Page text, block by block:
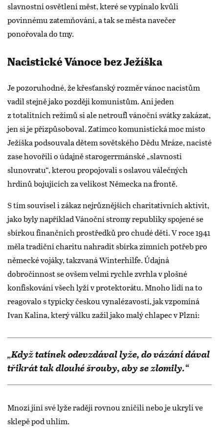
slavnostní osvětlení měst, které se vypínalo kvůli
povinnému zatemňování, a tak se města navečer
ponořovala do tmy.
Nacistické Vánoce bez Ježíška
Je pozoruhodné, že křesťanský rozměr vánoc nacistům
vadil stejně jako později komunistům. Ani jeden
z totalitních režimů si ale netroufl vánoční svátky zakázat,
jen si je přizpůsoboval. Zatímco komunistická moc místo
Ježíška podsouvala dětem sovětského Dědu Mráze, nacisté
zase hovořili o údajně starogerrmánské „slavnosti
slunovratu“, kterou propojovali s oslavou válečných
hrdinů bojujících za velikost Německa na frontě.
S tím souvisel i zákaz nejrůznějších charitativních aktivit,
jako byly například Vánoční stromy republiky spojené se
sbírkou finančních prostředků pro chudé děti. V roce 1941
měla tradiční charitu nahradit sbírka zimních potřeb pro
německé vojáky, takzvaná Winterhilfe. Údajná
dobročinnost se ovšem velmi rychle zvrhla v plošné
konfiskování všech lyží v protektorátu. Mnoho lidí na to
reagovalo s typicky českou vynalézavostí, jak vzpomíná
Ivan Kalina, který válku zažil jako malý chlapec v Plzni:
„Když tatínek odevzdával lyže, do vázání dával
třikrát tak dlouhé šrouby, aby se zlomily.“
Mnozí jiní své lyže raději rovnou zničili nebo je ukryli ve
sklepě pod uhlím.